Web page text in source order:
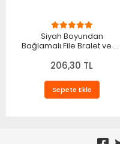
Siyah Boyundan
Bağlamalı File Bralet ve T-
TM1482
206,30 TL
Sepete Ekle